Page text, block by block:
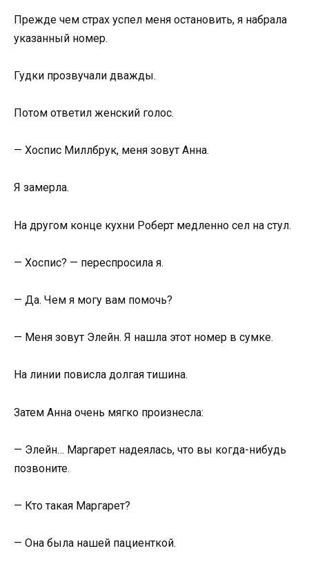
Прежде чем страх успел меня остановить, я набрала
указанный номер.
Гудки прозвучали дважды.
Потом ответил женский голос.
— Хоспис Миллбрук, меня зовут Анна.
Я замерла.
На другом конце кухни Роберт медленно сел на стул.
— Хоспис? — переспросила я.
— Да. Чем я могу вам помочь?
— Меня зовут Элейн. Я нашла этот номер в сумке.
На линии повисла долгая тишина.
Затем Анна очень мягко произнесла:
— Элейн… Маргарет надеялась, что вы когда-нибудь
позвоните.
— Кто такая Маргарет?
— Она была нашей пациенткой.